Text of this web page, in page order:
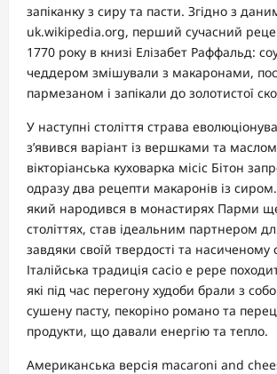
запіканку з сиру та пасти. Згідно з
uk.wikipedia.org, перший сучасний
1770 року в книзі Елізабет Раффальд:
чеддером змішували з макаронами,
пармезаном і запікали до золотистої
У наступні століття страва
з’явився варіант із вершками та
вікторіанська куховарка місіс Бітон
одразу два рецепти макаронів із
який народився в монастирях Парми
століттях, став ідеальним партнером
завдяки своїй твердості та насиченому
Італійська традиція cacio e pepe
які під час перегону худоби брали з
сушену пасту, пекоріно романо та
продукти, що давали енергію та тепло.
Американська версія macaroni and